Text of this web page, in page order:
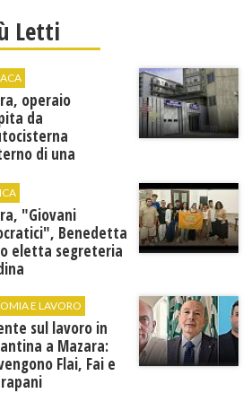
Letti
operaio
da
di una
al "Villa Sofia"
"Giovani
Benedetta
eletta segreteria
E LAVORO
sul lavoro in
a Mazara:
Flai, Fai e